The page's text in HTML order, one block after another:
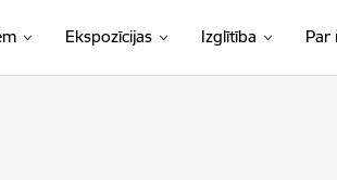
Ekspozīcijas Izglītība Par